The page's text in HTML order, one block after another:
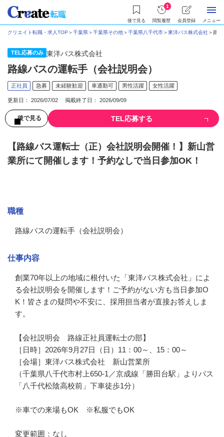
後で見る
1
閲覧履歴 会員登録 メニュー
クリエイト転職・求人TOP ＞千葉県＞千葉県その他＞千葉県八千代市＞東洋バス株式会社＞路
TEL応募のみ 東洋バス株式会社
路線バスの運転手（会社説明会）
正社員 急募 未経験歓迎 車通勤可 男性活躍 女性活躍
更新日： 2026/07/02 掲載終了日： 2026/09/09
後で見る TEL応募する
【路線バス運転士（正）会社説明会開催！】新山営
業所にて開催します！予約なしで当日参加OK！
職種
路線バスの運転手（会社説明会）
仕事内容
創業70年以上の地域に根付いた「東洋バス株式会社」によ
る会社説明会を開催します！ご予約がない方も当日参加O
K！皆さまの疑問や不安に、採用担当者が直接お答えしま
す。
【会社説明会　路線正社員運転士の部】
［日時］2026年9月27日（日）11：00～、15：00～
［会場］東洋バス株式会社　新山営業所
（千葉県八千代市村上650-1／京成線「勝田台駅」よりバス
「八千代松陰高校前」下車徒歩1分）
※車での来場もOK　※私服でもOK
変更範囲：なし